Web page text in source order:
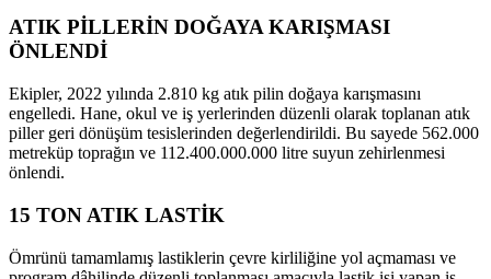
ATIK PİLLERİN DOĞAYA KARIŞMASI
ÖNLENDİ
Ekipler, 2022 yılında 2.810 kg atık pilin doğaya karışmasını
engelledi. Hane, okul ve iş yerlerinden düzenli olarak toplanan atık
piller geri dönüşüm tesislerinden değerlendirildi. Bu sayede 562.000
metreküp toprağın ve 112.400.000.000 litre suyun zehirlenmesi
önlendi.
15 TON ATIK LASTİK
Ömrünü tamamlamış lastiklerin çevre kirliliğine yol açmaması ve